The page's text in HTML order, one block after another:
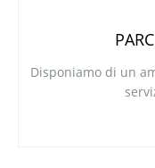
Disponiamo di un